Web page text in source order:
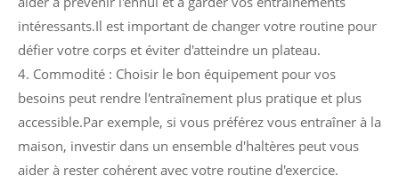
intéressants.Il est important de changer votre routine pour
défier votre corps et éviter d'atteindre un plateau.
4. Commodité : Choisir le bon équipement pour vos
besoins peut rendre l'entraînement plus pratique et plus
accessible.Par exemple, si vous préférez vous entraîner à la
maison, investir dans un ensemble d'haltères peut vous
aider à rester cohérent avec votre routine d'exercice.